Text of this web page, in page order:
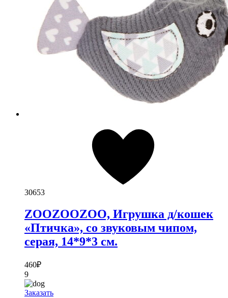
30653
ZOOZOOZOO, Игрушка д/кошек
«Птичка», со звуковым чипом,
серая, 14*9*3 см.
460₽
9
Заказать